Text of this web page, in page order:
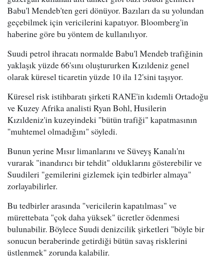
Babu'l Mendeb'ten geri dönüyor. Bazıları da su yolundan
geçebilmek için vericilerini kapatıyor. Bloomberg'in
haberine göre bu yöntem de kullanılıyor.
Suudi petrol ihracatı normalde Babu'l Mendeb trafiğinin
yaklaşık yüzde 66'sını oluştururken Kızıldeniz genel
olarak küresel ticaretin yüzde 10 ila 12'sini taşıyor.
Küresel risk istihbaratı şirketi RANE'in kıdemli Ortadoğu
ve Kuzey Afrika analisti Ryan Bohl, Husilerin
Kızıldeniz'in kuzeyindeki "bütün trafiği" kapatmasının
"muhtemel olmadığını" söyledi.
Bunun yerine Mısır limanlarını ve Süveyş Kanalı'nı
vurarak "inandırıcı bir tehdit" olduklarını gösterebilir ve
Suudileri "gemilerini gizlemek için tedbirler almaya"
zorlayabilirler.
Bu tedbirler arasında "vericilerin kapatılması" ve
mürettebata "çok daha yüksek" ücretler ödenmesi
bulunabilir. Böylece Suudi denizcilik şirketleri "böyle bir
sonucun beraberinde getirdiği bütün savaş risklerini
üstlenmek" zorunda kalabilir.